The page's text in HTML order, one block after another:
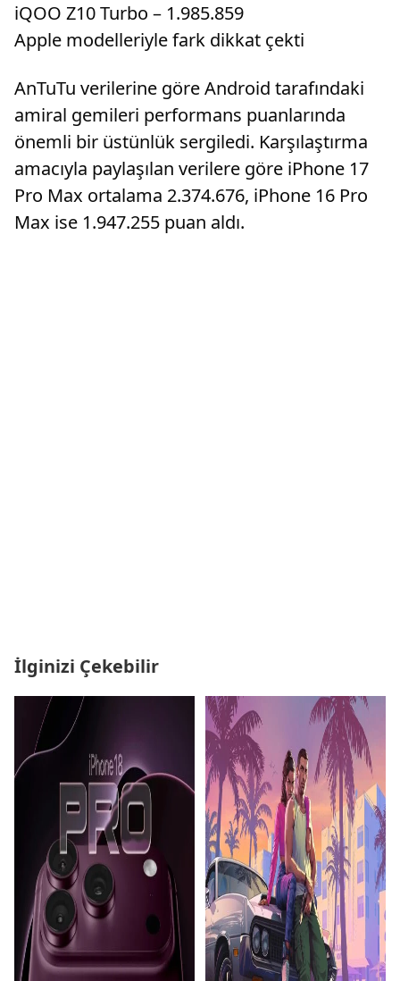
iQOO Z10 Turbo – 1.985.859
Apple modelleriyle fark dikkat çekti
AnTuTu verilerine göre Android tarafındaki
amiral gemileri performans puanlarında
önemli bir üstünlük sergiledi. Karşılaştırma
amacıyla paylaşılan verilere göre iPhone 17
Pro Max ortalama 2.374.676, iPhone 16 Pro
Max ise 1.947.255 puan aldı.
İlginizi Çekebilir